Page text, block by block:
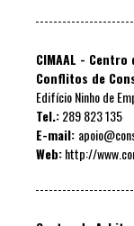
CIMAAL -
Conflitos de
Edifício Ninho de
Tel.:289 823 135
E-mail:
Web:http://